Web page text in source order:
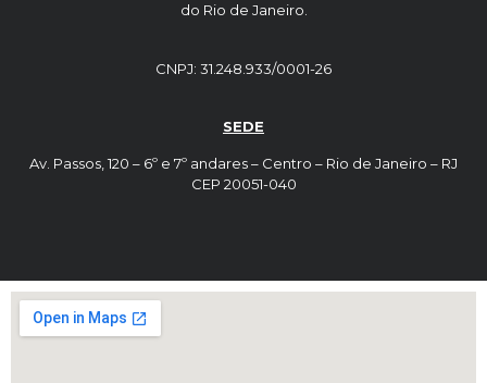
do Rio de Janeiro.
CNPJ: 31.248.933/0001-26
SEDE
Av. Passos, 120 – 6º e 7º andares – Centro – Rio de Janeiro – RJ
CEP 20051-040